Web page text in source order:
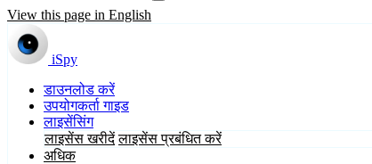
View this page in English
iSpy
डाउनलोड करें
उपयोगकर्ता गाइड
लाइसेंसिंग
लाइसेंस खरीदें लाइसेंस प्रबंधित करें
अधिक